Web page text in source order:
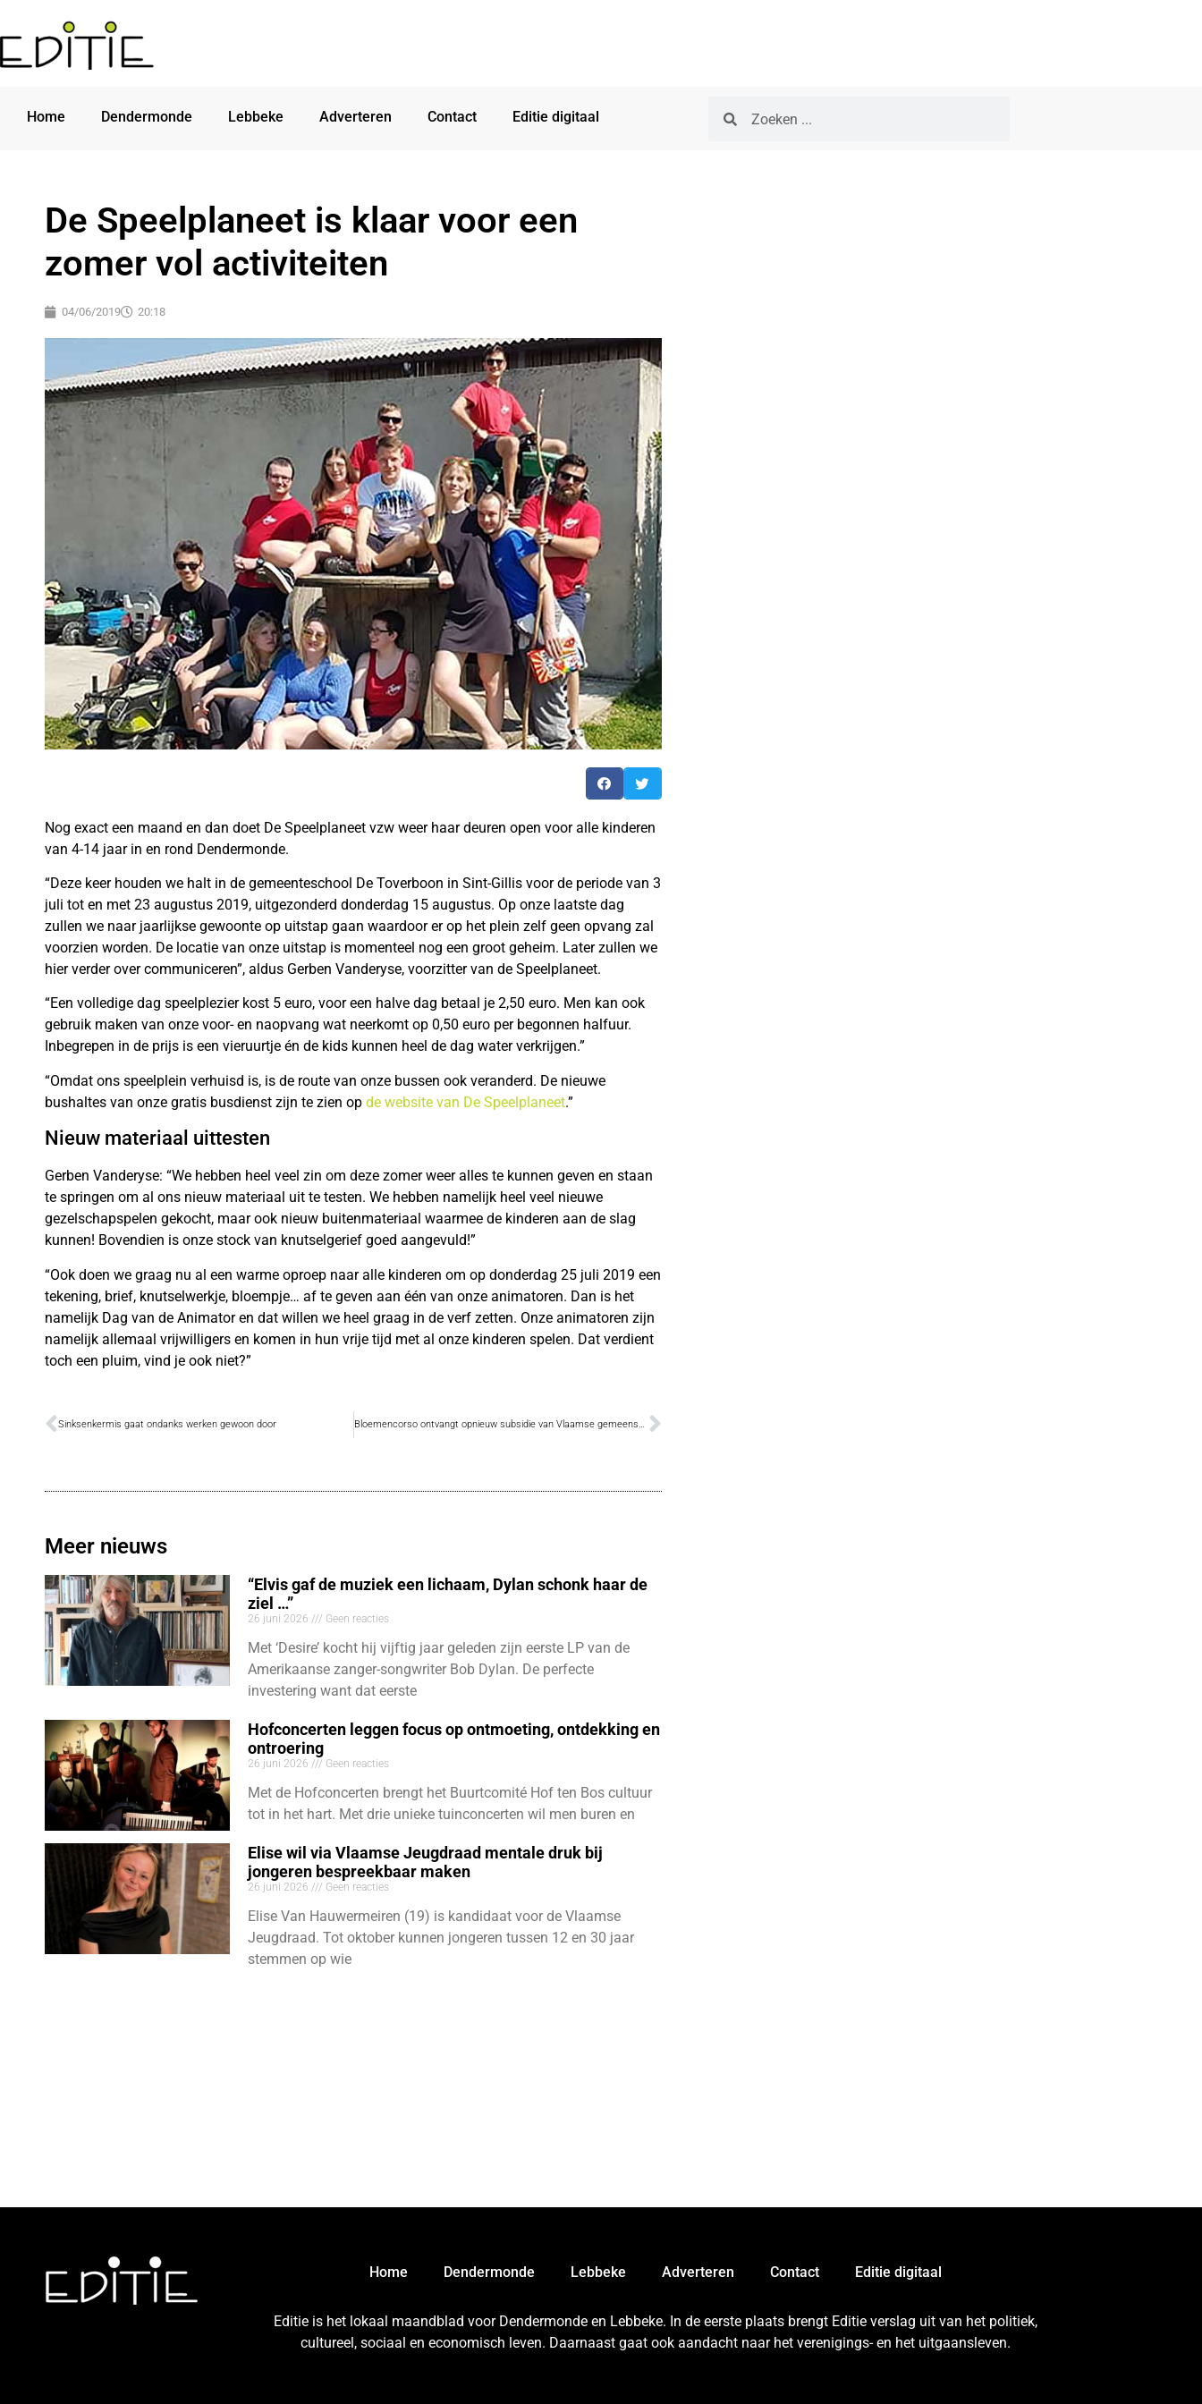
Home Dendermonde Lebbeke Adverteren Contact Editie digitaal
De Speelplaneet is klaar voor een
zomer vol activiteiten
04/06/2019 20:18
Nog exact een maand en dan doet De Speelplaneet vzw weer haar deuren open voor alle kinderen
van 4-14 jaar in en rond Dendermonde.
“Deze keer houden we halt in de gemeenteschool De Toverboon in Sint-Gillis voor de periode van 3
juli tot en met 23 augustus 2019, uitgezonderd donderdag 15 augustus. Op onze laatste dag
zullen we naar jaarlijkse gewoonte op uitstap gaan waardoor er op het plein zelf geen opvang zal
voorzien worden. De locatie van onze uitstap is momenteel nog een groot geheim. Later zullen we
hier verder over communiceren”, aldus Gerben Vanderyse, voorzitter van de Speelplaneet.
“Een volledige dag speelplezier kost 5 euro, voor een halve dag betaal je 2,50 euro. Men kan ook
gebruik maken van onze voor- en naopvang wat neerkomt op 0,50 euro per begonnen halfuur.
Inbegrepen in de prijs is een vieruurtje én de kids kunnen heel de dag water verkrijgen.”
“Omdat ons speelplein verhuisd is, is de route van onze bussen ook veranderd. De nieuwe
bushaltes van onze gratis busdienst zijn te zien op de website van De Speelplaneet.”
Nieuw materiaal uittesten
Gerben Vanderyse: “We hebben heel veel zin om deze zomer weer alles te kunnen geven en staan
te springen om al ons nieuw materiaal uit te testen. We hebben namelijk heel veel nieuwe
gezelschapspelen gekocht, maar ook nieuw buitenmateriaal waarmee de kinderen aan de slag
kunnen! Bovendien is onze stock van knutselgerief goed aangevuld!”
“Ook doen we graag nu al een warme oproep naar alle kinderen om op donderdag 25 juli 2019 een
tekening, brief, knutselwerkje, bloempje… af te geven aan één van onze animatoren. Dan is het
namelijk Dag van de Animator en dat willen we heel graag in de verf zetten. Onze animatoren zijn
namelijk allemaal vrijwilligers en komen in hun vrije tijd met al onze kinderen spelen. Dat verdient
toch een pluim, vind je ook niet?”
Sinksenkermis gaat ondanks werken gewoon door Bloemencorso ontvangt opnieuw subsidie van Vlaamse gemeenschap
Meer nieuws
“Elvis gaf de muziek een lichaam, Dylan schonk haar de
ziel …”
26 juni 2026 Geen reacties
Met ‘Desire’ kocht hij vijftig jaar geleden zijn eerste LP van de
Amerikaanse zanger-songwriter Bob Dylan. De perfecte
investering want dat eerste
Hofconcerten leggen focus op ontmoeting, ontdekking en
ontroering
26 juni 2026 Geen reacties
Met de Hofconcerten brengt het Buurtcomité Hof ten Bos cultuur
tot in het hart. Met drie unieke tuinconcerten wil men buren en
Elise wil via Vlaamse Jeugdraad mentale druk bij
jongeren bespreekbaar maken
26 juni 2026 Geen reacties
Elise Van Hauwermeiren (19) is kandidaat voor de Vlaamse
Jeugdraad. Tot oktober kunnen jongeren tussen 12 en 30 jaar
stemmen op wie
Home Dendermonde Lebbeke Adverteren Contact Editie digitaal
Editie is het lokaal maandblad voor Dendermonde en Lebbeke. In de eerste plaats brengt Editie verslag uit van het politiek,
cultureel, sociaal en economisch leven. Daarnaast gaat ook aandacht naar het verenigings- en het uitgaansleven.